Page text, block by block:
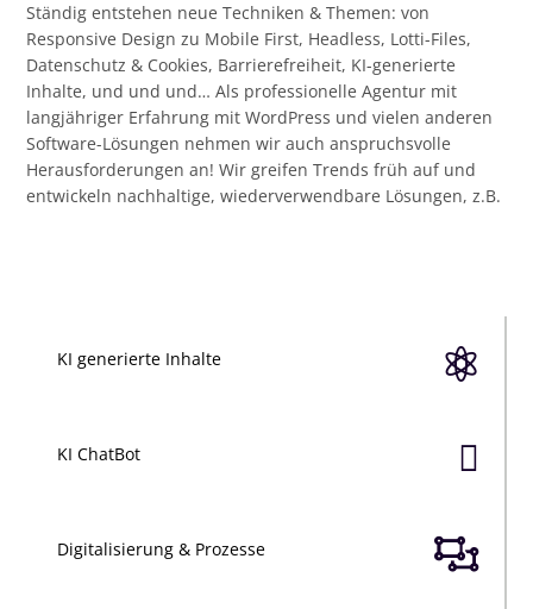
Ständig entstehen neue Techniken & Themen: von
Responsive Design zu Mobile First, Headless, Lotti-Files,
Datenschutz & Cookies, Barrierefreiheit, KI-generierte
Inhalte, und und und… Als professionelle Agentur mit
langjähriger Erfahrung mit WordPress und vielen anderen
Software-Lösungen nehmen wir auch anspruchsvolle
Herausforderungen an! Wir greifen Trends früh auf und
entwickeln nachhaltige, wiederverwendbare Lösungen, z.B.

KI generierte Inhalte

KI ChatBot

Digitalisierung & Prozesse